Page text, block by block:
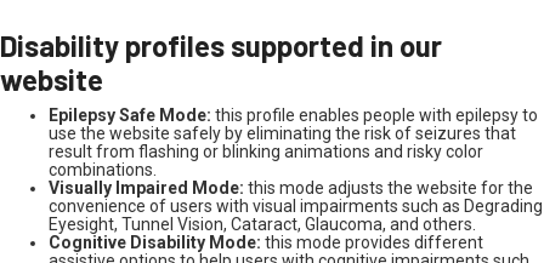
Disability profiles supported in our
website
Epilepsy Safe Mode: this profile enables people with epilepsy to
use the website safely by eliminating the risk of seizures that
result from flashing or blinking animations and risky color
combinations.
Visually Impaired Mode: this mode adjusts the website for the
convenience of users with visual impairments such as Degrading
Eyesight, Tunnel Vision, Cataract, Glaucoma, and others.
Cognitive Disability Mode: this mode provides different